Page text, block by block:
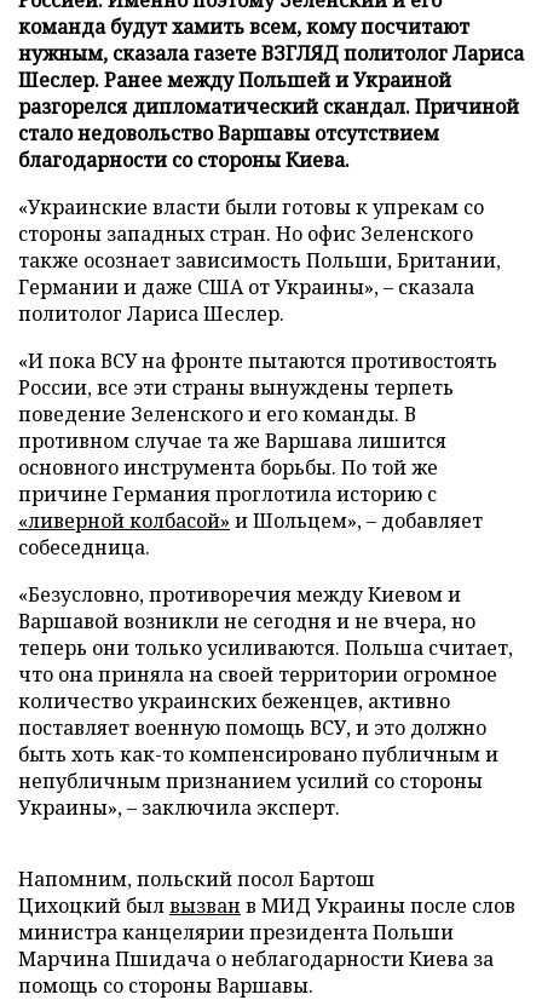
команда будут хамить всем, кому посчитают
нужным, сказала газете ВЗГЛЯД политолог Лариса
Шеслер. Ранее между Польшей и Украиной
разгорелся дипломатический скандал. Причиной
стало недовольство Варшавы отсутствием
благодарности со стороны Киева.
«Украинские власти были готовы к упрекам со
стороны западных стран. Но офис Зеленского
также осознает зависимость Польши, Британии,
Германии и даже США от Украины», – сказала
политолог Лариса Шеслер.
«И пока ВСУ на фронте пытаются противостоять
России, все эти страны вынуждены терпеть
поведение Зеленского и его команды. В
противном случае та же Варшава лишится
основного инструмента борьбы. По той же
причине Германия проглотила историю с
«ливерной колбасой» и Шольцем», – добавляет
собеседница.
«Безусловно, противоречия между Киевом и
Варшавой возникли не сегодня и не вчера, но
теперь они только усиливаются. Польша считает,
что она приняла на своей территории огромное
количество украинских беженцев, активно
поставляет военную помощь ВСУ, и это должно
быть хоть как-то компенсировано публичным и
непубличным признанием усилий со стороны
Украины», – заключила эксперт.
Напомним, польский посол Бартош
Цихоцкий былвызван в МИД Украины после слов
министра канцелярии президента Польши
Марчина Пшидача о неблагодарности Киева за
помощь со стороны Варшавы.